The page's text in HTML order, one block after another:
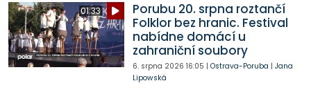
01:33
Porubu 20. srpna roztančí
Folklor bez hranic. Festival
nabídne domácí u
zahraniční soubory
6. srpna 2026 16:05 | Ostrava-Poruba | Jana
Lipowská